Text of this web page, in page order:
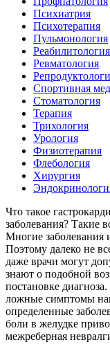
Психиатрия
Психотерапия
Пульмонология
Реабилитология
Ревматология
Спортивная
Стоматология
Терапия
Трихология
Урология
Физиотерапия
Флебология
Хирургия
Что такое
заболевания? Такие
Многие заболевания
Поэтому далеко не
даже врачи могут
знают о подобной
постановке
ложные симптомы
определенные
боли в желудке
межреберная